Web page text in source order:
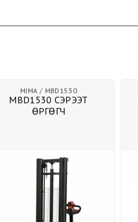
тавиур
MIMA MBD1530
MBD1530 СЭРЭЭТ
ӨРГӨГЧ